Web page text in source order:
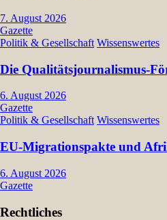
7. August 2026
Gazette
Politik & Gesellschaft Wissenswertes
Die Qualitätsjournalismus-
6. August 2026
Gazette
Politik & Gesellschaft Wissenswertes
EU-Migrationspakte und
6. August 2026
Gazette
Rechtliches